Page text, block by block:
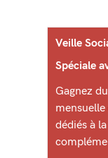
Veille
Spéciale
Gagnez
mensuelle
dédiés à